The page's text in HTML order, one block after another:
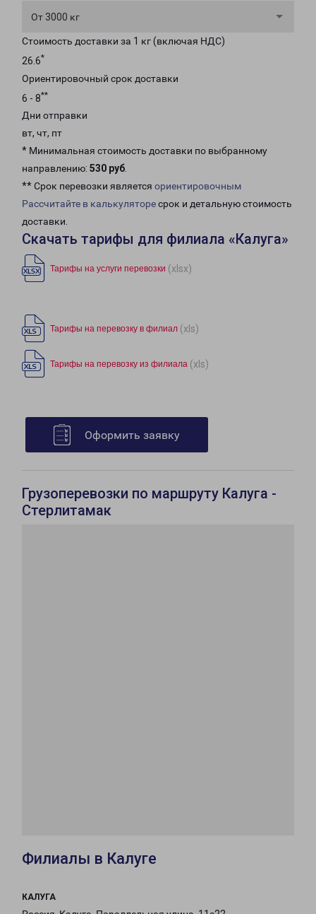
От 3000 кг
Стоимость доставки за 1 кг (включая НДС)
26.6*
Ориентировочный срок доставки
6 - 8**
Дни отправки
вт, чт, пт
* Минимальная стоимость доставки по выбранному
направлению: 530 руб.
** Срок перевозки является ориентировочным
Рассчитайте в калькуляторесрок и детальную стоимость
доставки.
Скачать тарифы для филиала «Калуга»
Тарифы на услуги перевозки (xlsx)
Тарифы на перевозку в филиал (xls)
Тарифы на перевозку из филиала (xls)
Оформить заявку
Грузоперевозки по маршруту Калуга -
Стерлитамак
Филиалы в Калуге
КАЛУГА